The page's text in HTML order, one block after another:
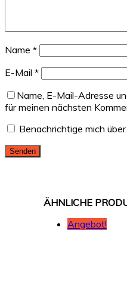
Name *
E-Mail *
Name, E-Mail-Adresse
für meinen nächsten
Benachrichtige mich
Angebot!